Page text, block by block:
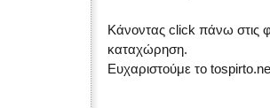
Κάνοντας click πάνω στις
καταχώρηση.
Ευχαριστούμε το